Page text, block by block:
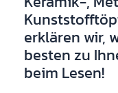
erklären wir,
besten zu
beim Lesen!